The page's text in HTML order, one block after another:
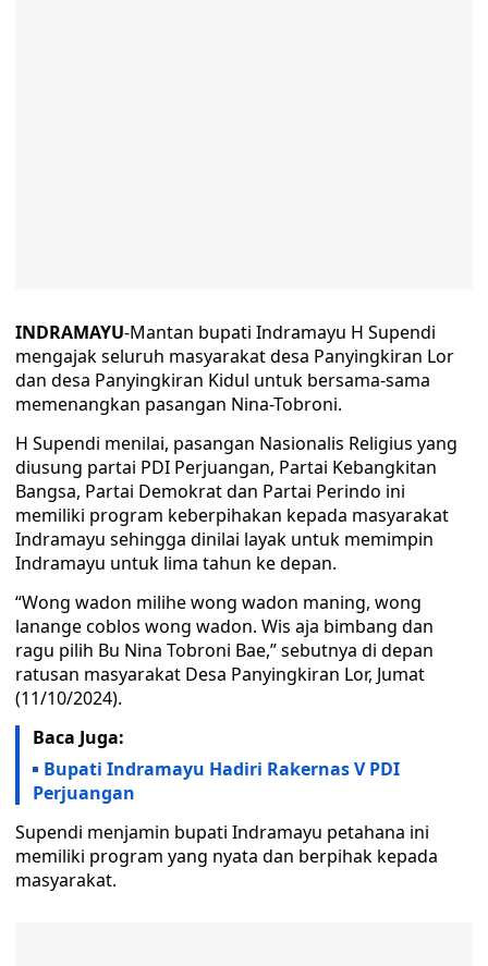
INDRAMAYU-Mantan bupati Indramayu H Supendi
mengajak seluruh masyarakat desa Panyingkiran Lor
dan desa Panyingkiran Kidul untuk bersama-sama
memenangkan pasangan Nina-Tobroni.
H Supendi menilai, pasangan Nasionalis Religius yang
diusung partai PDI Perjuangan, Partai Kebangkitan
Bangsa, Partai Demokrat dan Partai Perindo ini
memiliki program keberpihakan kepada masyarakat
Indramayu sehingga dinilai layak untuk memimpin
Indramayu untuk lima tahun ke depan.
“Wong wadon milihe wong wadon maning, wong
lanange coblos wong wadon. Wis aja bimbang dan
ragu pilih Bu Nina Tobroni Bae,” sebutnya di depan
ratusan masyarakat Desa Panyingkiran Lor, Jumat
(11/10/2024).
Baca Juga:
Bupati Indramayu Hadiri Rakernas V PDI
Perjuangan
Supendi menjamin bupati Indramayu petahana ini
memiliki program yang nyata dan berpihak kepada
masyarakat.